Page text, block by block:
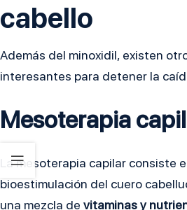
cabello
Además del minoxidil, existen
interesantes para detener la
Mesoterapia
La mesoterapia capilar consiste
bioestimulación del cuero
una mezcla de vitaminas y